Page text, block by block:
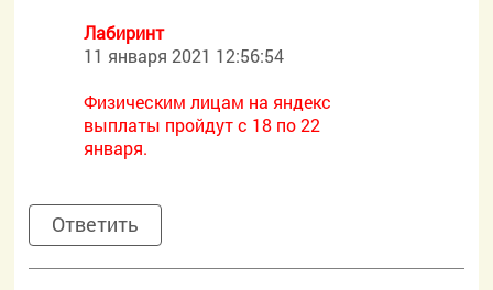
Лабиринт
11 января 2021 12:56:54
Физическим лицам на яндекс
выплаты пройдут с 18 по 22
января.
Ответить